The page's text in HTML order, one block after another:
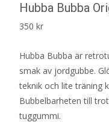
Hubba Bubba
350 kr
Hubba Bubba är
smak av jordgubbe.
teknik och lite träning
Bubbelbarheten till
tuggummi.